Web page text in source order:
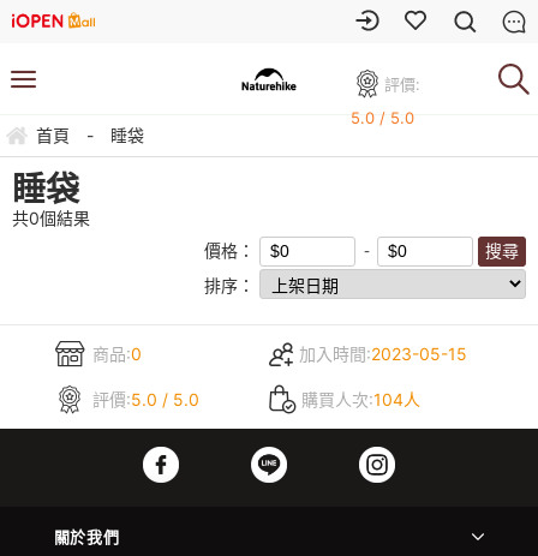
評價:
5.0 / 5.0
首頁 - 睡袋
睡袋
共0個結果
價格：
排序：
商品:0 加入時間:2023-05-15
評價:5.0 / 5.0 購買人次:104人
關於我們